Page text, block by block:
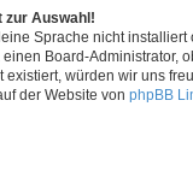
zur Auswahl!
Sprache nicht
Board-Administrator,
würden wir uns
der Website von phpBB